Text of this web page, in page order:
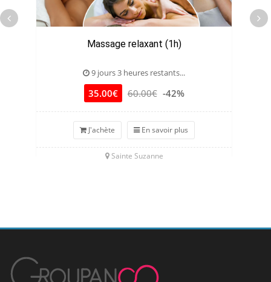
Massage relaxant (1h)
9 jours 3 heures restants...
35.00€ 60.00€ -42%
J'achète En savoir plus
Sainte Suzanne